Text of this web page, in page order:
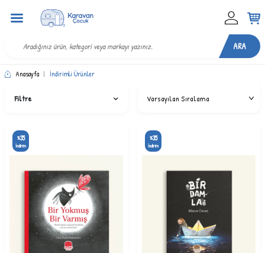
ARA
Anasayfa | İndirimli Ürünler
Filtre
%35
İndirim
%35
İndirim